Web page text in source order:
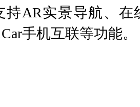
持AR实景导航、
手机互联等功能。